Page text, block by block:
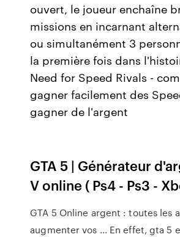
ouvert, le joueur enchaîne
missions en incarnant
ou simultanément 3
la première fois dans
Need for Speed Rivals -
gagner facilement des
gagner de l'argent
GTA 5 | Générateur
V online ( Ps4 - Ps3 -
GTA 5 Online argent : toutes les
augmenter vos ... En effet, gta 5